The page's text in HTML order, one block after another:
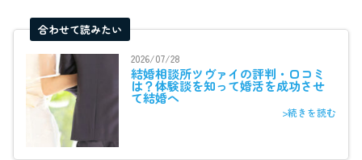
合わせて読みたい
2026/07/28
結婚相談所ツヴァイの評判・口コミ
は？体験談を知って婚活を成功させ
て結婚へ
>続きを読む